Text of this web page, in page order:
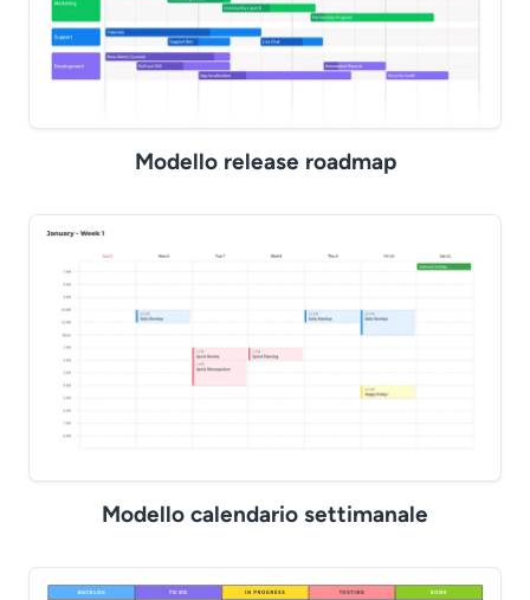
Modello release roadmap
Modello calendario settimanale